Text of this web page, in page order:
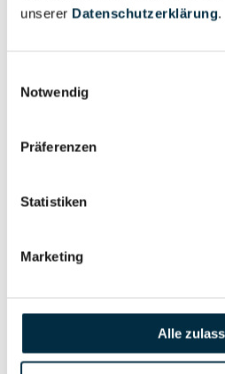
unserer Datenschutzerklärung.
Notwendig
Präferenzen
Statistiken
Marketing
Alle
Wirtschaftlich